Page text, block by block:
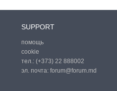
SUPPORT
помощь
cookie
тел.: (+373) 22 888002
эл. почта: forum@forum.md